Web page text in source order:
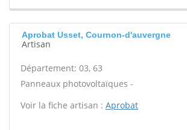
Aprobat Usset, Cournon-d'auvergne
Artisan
Département: 03, 63
Panneaux photovoltaïques -
Voir la fiche artisan : Aprobat